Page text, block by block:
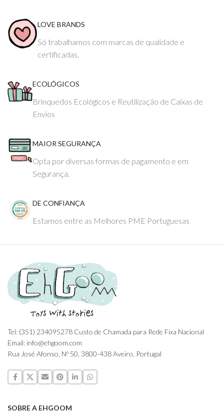
LOVE BRANDS
Só trabalhamos com marcas de qualidade e
certificadas.
ECOLÓGICOS
Brinquedos Ecológicos e Reutilização de Caixas de
Envios
MAIOR SEGURANÇA
Opta por diversas formas de pagamento e em
Segurança.
DE CONFIANÇA
Estamos entre as Melhores PME Portuguesas
Tel: (351) 234095278 Custo de Chamada para Rede Fixa Nacional
Email: info@ehgoom.com
Rua José Afonso, Nº 50, 3800-438 Aveiro, Portugal
SOBRE A EHGOOM